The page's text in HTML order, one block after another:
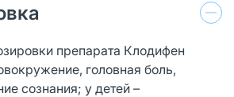
препарата Клодифен
головная боль,
сознания; у детей –